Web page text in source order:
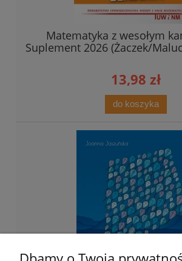
Matematyka z wesołym
Suplement 2026 (Żaczek/
13,98 zł
do koszyka